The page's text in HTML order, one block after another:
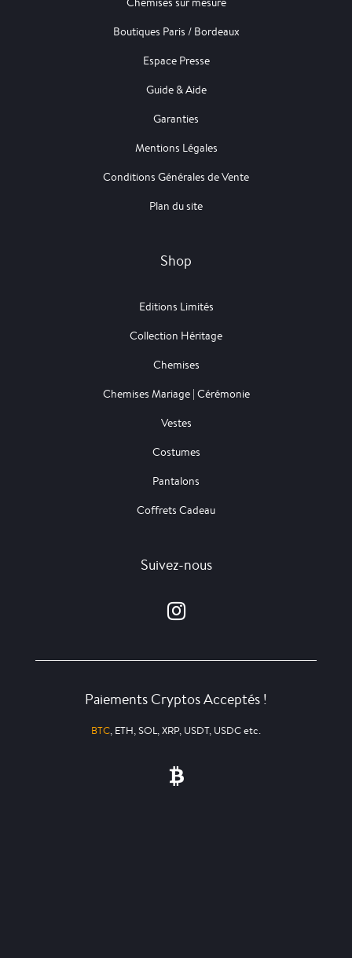
Boutiques Paris / Bordeaux
Espace Presse
Guide & Aide
Garanties
Mentions Légales
Conditions Générales de Vente
Plan du site
Shop
Editions Limités
Collection Héritage
Chemises
Chemises Mariage | Cérémonie
Vestes
Costumes
Pantalons
Coffrets Cadeau
Suivez-nous
Paiements Cryptos Acceptés !
BTC, ETH, SOL, XRP, USDT, USDC etc.